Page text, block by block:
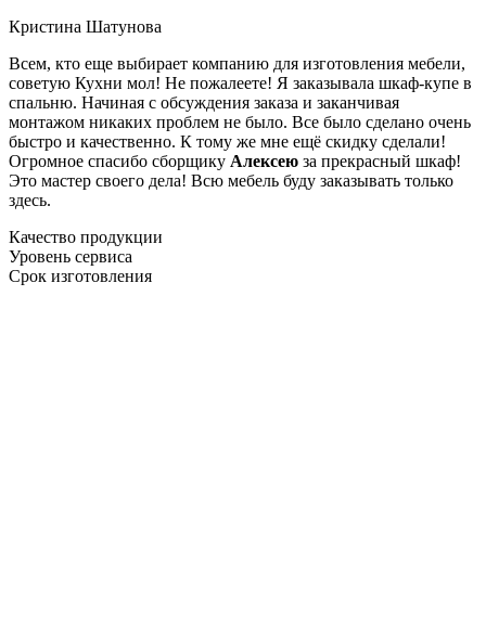
Кристина Шатунова
Всем, кто еще выбирает компанию для изготовления мебели,
советую Кухни мол! Не пожалеете! Я заказывала шкаф-купе в
спальню. Начиная с обсуждения заказа и заканчивая
монтажом никаких проблем не было. Все было сделано очень
быстро и качественно. К тому же мне ещё скидку сделали!
Огромное спасибо сборщику Алексею за прекрасный шкаф!
Это мастер своего дела! Всю мебель буду заказывать только
здесь.
Качество продукции
Уровень сервиса
Срок изготовления